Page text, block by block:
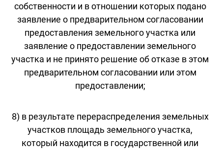
собственности и в отношении которых подано
заявление о предварительном согласовании
предоставления земельного участка или
заявление о предоставлении земельного
участка и не принято решение об отказе в этом
предварительном согласовании или этом
предоставлении;
8) в результате перераспределения земельных
участков площадь земельного участка,
который находится в государственной или